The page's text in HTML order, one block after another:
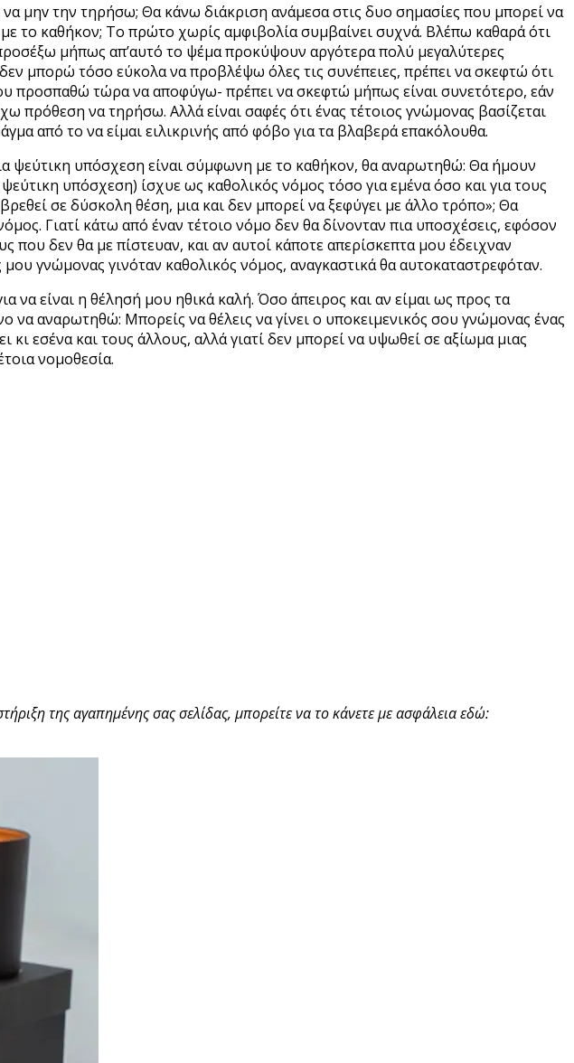
μηv την τηρήσω; Θα κάνω διάκριση ανάμεσα στις δυο σημασίες που μπορεί να
το καθήκον; Το πρώτο χωρίς αμφιβολία συμβαίνει συχνά. Βλέπω καθαρά ότι
μήπως απ’αυτό το ψέμα προκύψουν αργότερα πολύ μεγαλύτερες
μπορώ τόσο εύκολα να προβλέψω όλες τις συνέπειες, πρέπει να σκεφτώ ότι
προσπαθώ τώρα να αποφύγω- πρέπει να σκεφτώ μήπως είναι συνετότερο, εάν
να τηρήσω. Αλλά είναι σαφές ότι ένας τέτοιος γνώμονας βασίζεται
από το να είμαι ειλικρινής από φόβο για τα βλαβερά επακόλουθα.
ψεύτικη υπόσχεση είναι σύμφωνη με το καθήκον, θα αναρωτηθώ: Θα ήμουν
υπόσχεση) ίσχυε ως καθολικός νόμος τόσο για εμένα όσο και για τους
σε δύσκολη θέση, μια και δεν μπορεί να ξεφύγει με άλλο τρόπο»; Θα
Γιατί κάτω από έναν τέτοιο νόμο δεν θα δίνονταν πια υποσχέσεις, εφόσον
που δεν θα με πίστευαν, και αν αυτοί κάποτε απερίσκεπτα μου έδειχναν
γνώμονας γινόταν καθολικός νόμος, αναγκαστικά θα αυτοκαταστρεφόταν.
να είναι η θέλησή μου ηθικά καλή. Όσο άπειρος και αν είμαι ως προς τα
αναρωτηθώ: Μπορείς να θέλεις να γίνει ο υποκειμενικός σου γνώμονας ένας
εσένα και τους άλλους, αλλά γιατί δεν μπορεί να υψωθεί σε αξίωμα μιας
νομοθεσία.
της αγαπημένης σας σελίδας, μπορείτε να το κάνετε με ασφάλεια εδώ: